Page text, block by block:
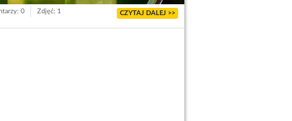
0 Zdjęć: 1 CZYTAJ DALEJ >>